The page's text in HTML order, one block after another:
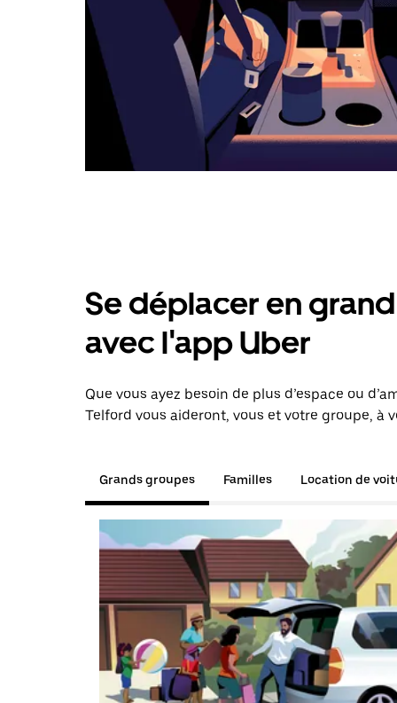
Se déplacer en
avec l'app Uber
Que vous ayez besoin de plus d’espace ou
Telford vous aideront, vous et votre groupe, à
Grands groupes Familles Location de